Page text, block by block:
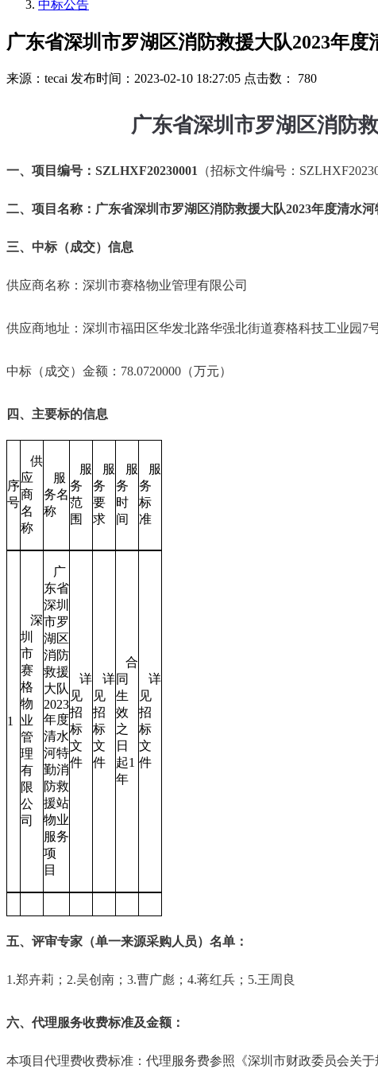
中标公告
广东省深圳市罗湖区消防救援大队2023年
来源：tecai 发布时间：2023-02-10 18:27:05 点击数： 780
广东省深圳市罗湖区消防
一、项目编号： SZLHXF20230001 （招标文件编号：
二、项目名称：广东省深圳市罗湖区消防救援大队2023年度清水河
三、中标（成交）信息
供应商名称：深圳市赛格物业管理有限公司
供应商地址：深圳市福田区华发北路华强北街道赛格科技工业园 7
中标（成交）金额： 78.0720000 （万元）
四、主要标的信息
序
号
供
应
商
名
称
服
务名
称
服
务
范
围
服
务
要
求
服
务
时
间
服
务
标
准
1
深
圳
市
赛
格
物
业
管
理
有
限
公
司
广
东省
深圳
市罗
湖区
消防
救援
大队
2023
年度
清水
河特
勤消
防救
援站
物业
服务
项
目
详
见
招
标
文
件
详
见
招
标
文
件
合
同
生
效
之
日
起1
年
详
见
招
标
文
件
五、评审专家（单一来源采购人员）名单：
1.郑卉莉； 2.吴创南； 3.曹广彪； 4.蒋红兵； 5.王周良
六、代理服务收费标准及金额：
本项目代理费收费标准：代理服务费参照《深圳市财政委员会关